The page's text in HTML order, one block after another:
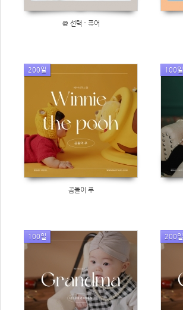
@ 선택 - 퓨어
200일
곰돌이 푸
100일
100일 200일